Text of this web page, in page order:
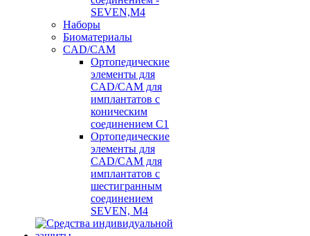
SEVEN,M4
Наборы
Биоматериалы
CAD/CAM
Ортопедические
элементы для
CAD/CAM для
имплантатов с
коническим
соединением С1
Ортопедические
элементы для
CAD/CAM для
имплантатов с
шестигранным
соединением
SEVEN, М4